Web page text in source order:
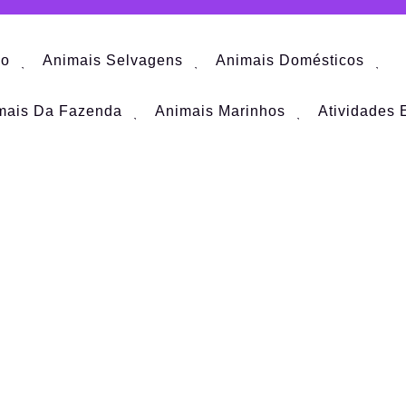
Animais Selvagens Animais Domésticos
Da Fazenda Animais Marinhos Atividades